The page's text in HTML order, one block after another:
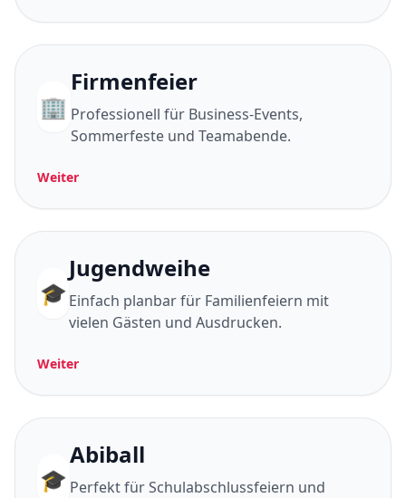
🏢
Firmenfeier
Professionell für Business-Events,
Sommerfeste und Teamabende.
Weiter
🎓
Jugendweihe
Einfach planbar für Familienfeiern mit
vielen Gästen und Ausdrucken.
Weiter
🎓
Abiball
Perfekt für Schulabschlussfeiern und